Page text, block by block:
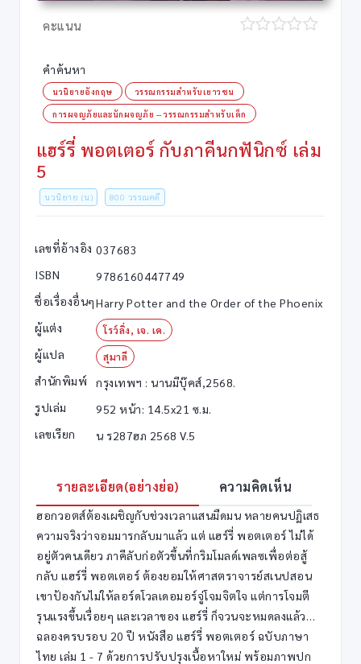
คะแนน
คำค้นหา
นวนิยายอังกฤษ วรรณกรรมสำหรับเยาวชน
การผจญภัยและนักผจญภัย -- วรรณกรรมสำหรับเด็ก
แฮร์รี่ พอตเตอร์ กับภาคีนกฟันิกซ์ เล่ม
5
นวนิยาย (น) 800 วรรณคดี
เลขที่อ้างอิง 037683
ISBN
9786160447749
ชื่อเรื่องอื่นๆHarry Potter and the Order of the Phoenix
ผู้แต่ง
โรว์ลิ่ง, เจ. เค.
ผู้แปล สุมาลี
สำนักพิมพ์
กรุงเทพฯ : นานมีบุ๊คส์,2568.
รูปเล่ม
952 หน้า: 14.5x21 ซ.ม.
เลขเรียก
น ร287ฮภ 2568 V.5
รายละเอียด(อย่างย่อ) ความคิดเห็น
ฮอกวอตส์ต้องเผชิญกับช่วงเวลาแสนมืดมน หลายคนปฏิเสธ
ความจริงว่าจอมมารกลับมาแล้ว แต่ แฮร์รี่ พอตเตอร์ ไม่ได้
อยู่ตัวคนเดียว ภาคีลับก่อตัวขึ้นที่กริมโมลด์เพลซเพื่อต่อสู้
กลับ แฮร์รี่ พอตเตอร์ ต้องยอมให้ศาสตราจารย์สเนปสอน
เขาป้องกันไม่ให้ลอร์ดโวลเดอมอร์จู่โจมจิตใจ แต่การโจมตี
รุนแรงขึ้นเรื่อยๆ และเวลาของ แฮร์รี่ ก็จวนจะหมดลงแล้ว…
ฉลองครบรอบ 20 ปี หนังสือ แฮร์รี่ พอตเตอร์ ฉบับภาษา
ไทย เล่ม 1 - 7 ด้วยการปรับปรุงเนื้อหาใหม่ พร้อมภาพปก